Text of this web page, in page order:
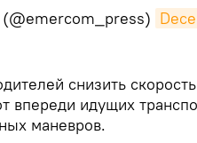
снизить
впереди идущих
маневров.